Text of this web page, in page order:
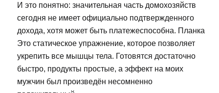
И это понятно: значительная часть домохозяйств
сегодня не имеет официально подтвержденного
дохода, хотя может быть платежеспособна. Планка
Это статическое упражнение, которое позволяет
укрепить все мышцы тела. Готовятся достаточно
быстро, продукты простые, а эффект на моих
мужчин был произведён несомненно